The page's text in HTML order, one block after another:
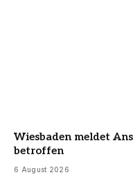
Wiesbaden meldet
betroffen
6 August 2026